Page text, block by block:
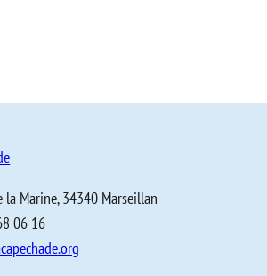
la Marine, 34340 Marseillan
06 16